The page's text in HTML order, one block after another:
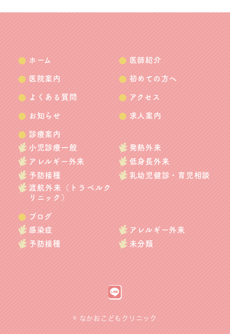
ホーム 医師紹介
医院案内 初めての方へ
よくある質問 アクセス
お知らせ 求人案内
診療案内
小児診療一般
発熱外来
アレルギー外来
低身長外来
予防接種
乳幼児健診・育児相談
渡航外来（トラベルク
リニック）
ブログ
感染症
アレルギー外来
予防接種
未分類
© なかおこどもクリニック